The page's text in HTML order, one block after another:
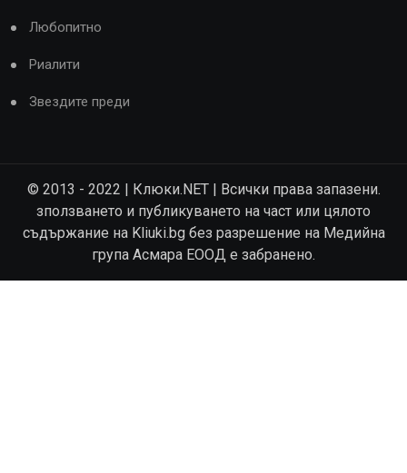
Любопитно
Риалити
Звездите преди
© 2013 - 2022 | Клюки.NET | Всички права запазени.
зползването и публикуването на част или цялото
съдържание на Kliuki.bg без разрешение на Медийна
група Асмара ЕООД е забранено.